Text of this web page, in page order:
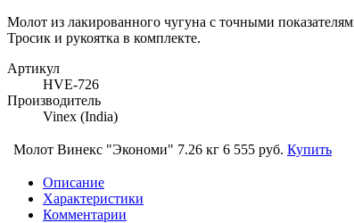
Молот из лакированного чугуна с точными
Тросик и рукоятка в комплекте.
Артикул
HVE-726
Производитель
Vinex (India)
Молот Винекс "Экономи" 7.26 кг 6 555 руб. Купить
Описание
Характеристики
Комментарии